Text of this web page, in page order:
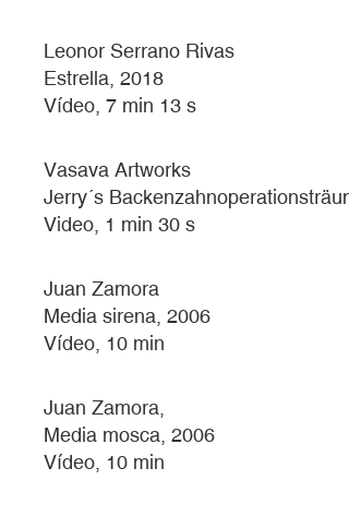
Leonor Serrano Rivas
Estrella, 2018
Vídeo, 7 min 13 s
Vasava Artworks
Jerry´s
Video, 1 min 30 s
Juan Zamora
Media sirena, 2006
Vídeo, 10 min
Juan Zamora,
Media mosca, 2006
Vídeo, 10 min